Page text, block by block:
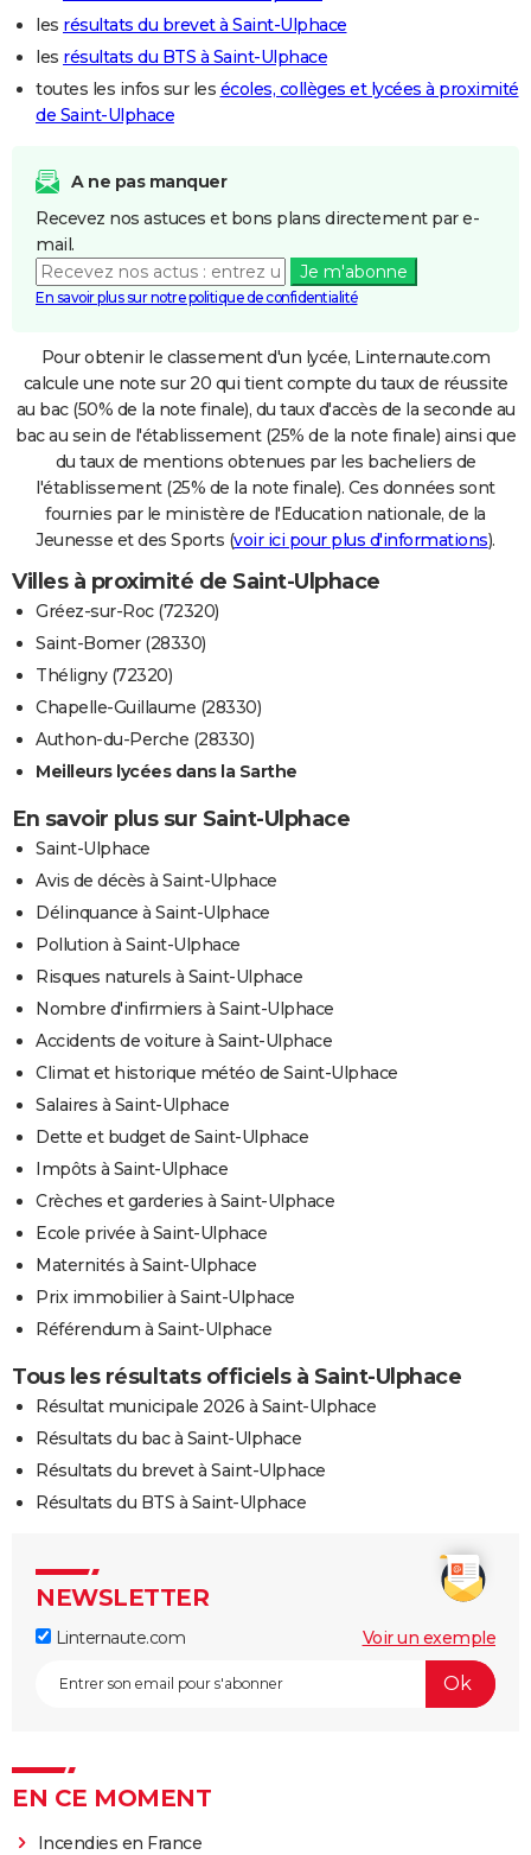
les résultats du brevet à Saint-Ulphace
les résultats du BTS à Saint-Ulphace
toutes les infos sur les écoles, collèges et lycées à proximité
de Saint-Ulphace
A ne pas manquer
Recevez nos astuces et bons plans directement par e-
mail.
Je m'abonne
En savoir plus sur notre politique de confidentialité
Pour obtenir le classement d'un lycée, Linternaute.com
calcule une note sur 20 qui tient compte du taux de réussite
au bac (50% de la note finale), du taux d'accès de la seconde au
bac au sein de l'établissement (25% de la note finale) ainsi que
du taux de mentions obtenues par les bacheliers de
l'établissement (25% de la note finale). Ces données sont
fournies par le ministère de l'Education nationale, de la
Jeunesse et des Sports (voir ici pour plus d'informations).
Villes à proximité de Saint-Ulphace
Gréez-sur-Roc (72320)
Saint-Bomer (28330)
Théligny (72320)
Chapelle-Guillaume (28330)
Authon-du-Perche (28330)
Meilleurs lycées dans la Sarthe
En savoir plus sur Saint-Ulphace
Saint-Ulphace
Avis de décès à Saint-Ulphace
Délinquance à Saint-Ulphace
Pollution à Saint-Ulphace
Risques naturels à Saint-Ulphace
Nombre d'infirmiers à Saint-Ulphace
Accidents de voiture à Saint-Ulphace
Climat et historique météo de Saint-Ulphace
Salaires à Saint-Ulphace
Dette et budget de Saint-Ulphace
Impôts à Saint-Ulphace
Crèches et garderies à Saint-Ulphace
Ecole privée à Saint-Ulphace
Maternités à Saint-Ulphace
Prix immobilier à Saint-Ulphace
Référendum à Saint-Ulphace
Tous les résultats officiels à Saint-Ulphace
Résultat municipale 2026 à Saint-Ulphace
Résultats du bac à Saint-Ulphace
Résultats du brevet à Saint-Ulphace
Résultats du BTS à Saint-Ulphace
NEWSLETTER
Linternaute.com Voir un exemple
EN CE MOMENT
Incendies en France